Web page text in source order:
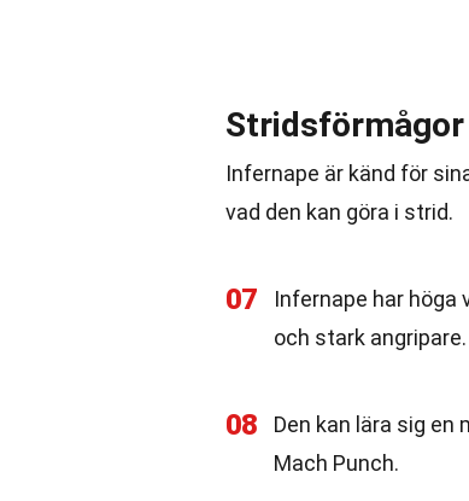
Infernape är känd för
vad den kan göra i strid.
07
Infernape har höga
och stark angripare.
08
Den kan lära sig en
Mach Punch.